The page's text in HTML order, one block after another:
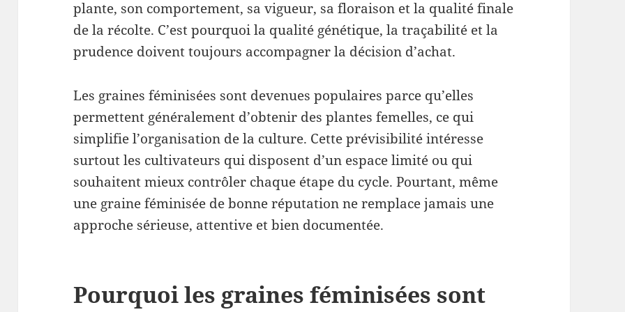
plante, son comportement, sa vigueur, sa floraison et la qualité finale
de la récolte. C’est pourquoi la qualité génétique, la traçabilité et la
prudence doivent toujours accompagner la décision d’achat.
Les graines féminisées sont devenues populaires parce qu’elles
permettent généralement d’obtenir des plantes femelles, ce qui
simplifie l’organisation de la culture. Cette prévisibilité intéresse
surtout les cultivateurs qui disposent d’un espace limité ou qui
souhaitent mieux contrôler chaque étape du cycle. Pourtant, même
une graine féminisée de bonne réputation ne remplace jamais une
approche sérieuse, attentive et bien documentée.
Pourquoi les graines féminisées sont